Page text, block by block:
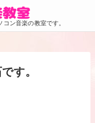
ン音楽の教室です。
す。